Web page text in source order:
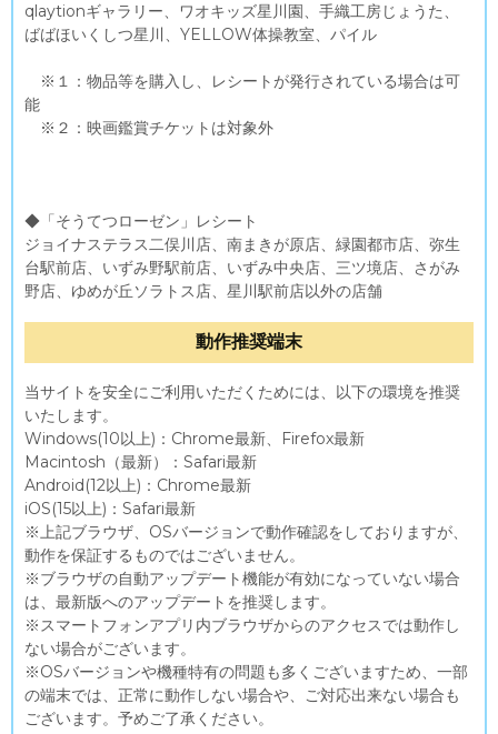
qlaytionギャラリー、ワオキッズ星川園、手織工房じょうた、
ばばほいくしつ星川、YELLOW体操教室、パイル
※１：物品等を購入し、レシートが発行されている場合は可
能
※２：映画鑑賞チケットは対象外
◆「そうてつローゼン」レシート
ジョイナステラス二俣川店、南まきが原店、緑園都市店、弥生
台駅前店、いずみ野駅前店、いずみ中央店、三ツ境店、さがみ
野店、ゆめが丘ソラトス店、星川駅前店以外の店舗
動作推奨端末
当サイトを安全にご利用いただくためには、以下の環境を推奨
いたします。
Windows(10以上)：Chrome最新、Firefox最新
Macintosh（最新）：Safari最新
Android(12以上)：Chrome最新
iOS(15以上)：Safari最新
※上記ブラウザ、OSバージョンで動作確認をしておりますが、
動作を保証するものではございません。
※ブラウザの自動アップデート機能が有効になっていない場合
は、最新版へのアップデートを推奨します。
※スマートフォンアプリ内ブラウザからのアクセスでは動作し
ない場合がございます。
※OSバージョンや機種特有の問題も多くございますため、一部
の端末では、正常に動作しない場合や、ご対応出来ない場合も
ございます。予めご了承ください。